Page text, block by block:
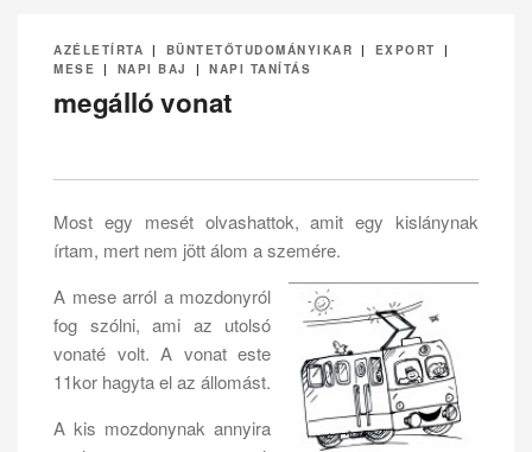
AZÉLETÍRTA | BÜNTETŐTUDOMÁNYIKAR | EXPORT
|
MESE | NAPI BAJ | NAPI TANÍTÁS
megálló vonat
Most egy mesét olvashattok, amit egy kislánynak
írtam, mert nem jött álom a szemére.
A mese arról a mozdonyról
fog szólni, ami az utolsó
vonaté volt. A vonat este
11kor hagyta el az állomást.
A kis mozdonynak annyira